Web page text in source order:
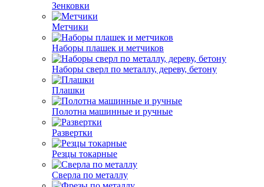
Зенковки
Метчики
Наборы плашек и метчиков
Наборы сверл по металлу, дереву, бетону
Плашки
Полотна машинные и ручные
Развертки
Резцы токарные
Сверла по металлу